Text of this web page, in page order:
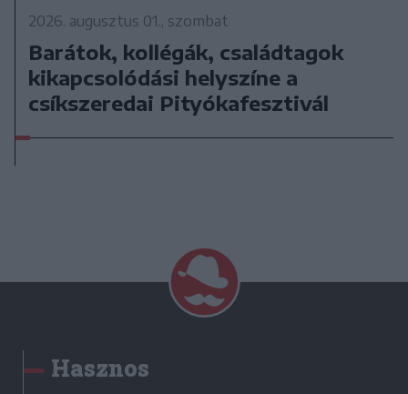
2026. augusztus 01., szombat
Barátok, kollégák, családtagok
kikapcsolódási helyszíne a
csíkszeredai Pityókafesztivál
Hasznos